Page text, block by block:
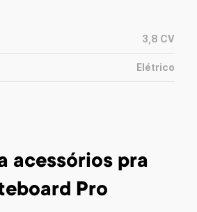
3,8 CV
Elétrico
acessóriospra
Pro